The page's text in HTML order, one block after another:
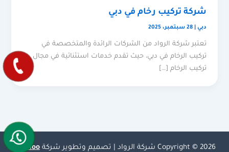
شركة تركيب رخام في دبي
دبي |28 سبتمبر، 2025
تعتبر شركة الرواد من الشركات الرائدة والمتخصصة في
تركيب الرخام في دبي، حيث تقدم خدمات استثنائية في مجال
تركيب الرخام […]
Copyright © 2026 شركة الرواد | تصميم وتطوير شركة Olymoo